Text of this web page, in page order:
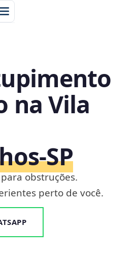
na Vila
obstruções.
perto de você.